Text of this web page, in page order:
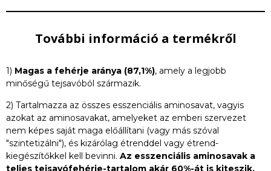
További információ a termékről
1) Magas a fehérje aránya (87,1%), amely a legjobb
minőségű tejsavóból származik.
2) Tartalmazza az összes esszenciális aminosavat, vagyis
azokat az aminosavakat, amelyeket az emberi szervezet
nem képes saját maga előállítani (vagy más szóval
"szintetizálni"), és kizárólag étrenddel vagy étrend-
kiegészítőkkel kell bevinni. Az esszenciális aminosavak a
teljes tejsavófehérje-tartalom akár 60%-át is kiteszik.